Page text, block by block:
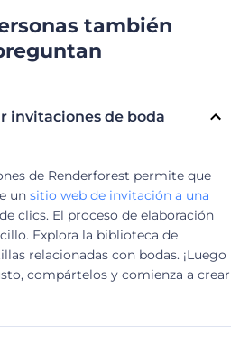
también
invitaciones de boda
de Renderforest permite que
un sitio web de invitación a una
clics. El proceso de elaboración
Explora la biblioteca de
relacionadas con bodas. ¡Luego
compártelos y comienza a crear